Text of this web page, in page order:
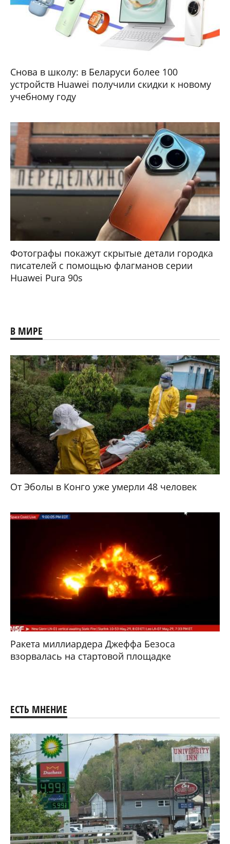
Снова в школу: в Беларуси более 100
устройств Huawei получили скидки к новому
учебному году
Фотографы покажут скрытые детали городка
писателей с помощью флагманов серии
Huawei Pura 90s
В МИРЕ
От Эболы в Конго уже умерли 48 человек
Ракета миллиардера Джеффа Безоса
взорвалась на стартовой площадке
ЕСТЬ МНЕНИЕ